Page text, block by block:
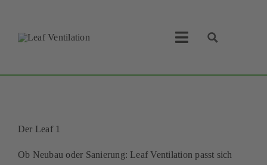
content
Toggle
Leaf Ventilation
Der Leaf 1
Ob Neubau oder Sanierung: Leaf Ventilation passt sich